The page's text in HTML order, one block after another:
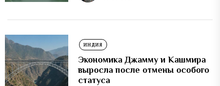
ИНДИЯ
Экономика Джамму и Кашмира
выросла после отмены особого
статуса